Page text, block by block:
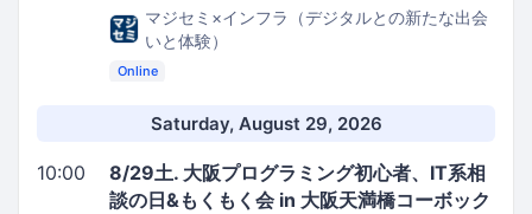
マジセミ×インフラ（デジタルとの新たな出会
いと体験）
Online
Saturday, August 29, 2026
10:00
8/29土. 大阪プログラミング初心者、IT系相
談の日&もくもく会 in 大阪天満橋コーボック